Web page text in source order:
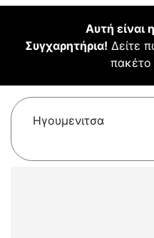
Αυτή είναι
Συγχαρητήρια! Δείτε
πακέτο
Ηγουμενιτσα